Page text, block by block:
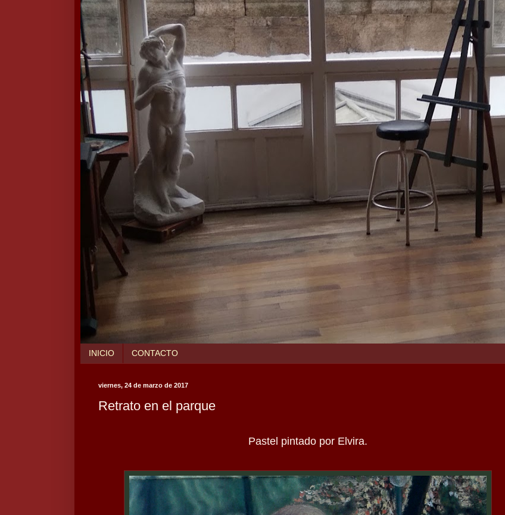
INICIO CONTACTO
viernes, 24 de marzo de 2017
Retrato en el parque
Pastel pintado por Elvira.